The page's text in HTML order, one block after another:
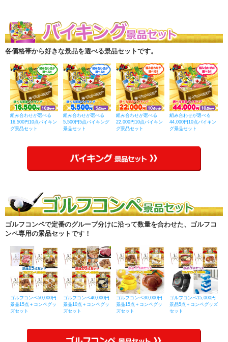
各価格帯から好きな景品を選べる景品セットです。
組み合わせが選べる
16,500円10点バイキン
グ景品セット
組み合わせが選べる
5,500円5点バイキング
景品セット
組み合わせが選べる
22,000円10点バイキン
グ景品セット
組み合わせが選べる
44,000円10点バイキン
グ景品セット
ゴルフコンペで定番のグループ分けに沿って数量を合わせた、ゴルフコ
ンペ専用の景品セットです！
ゴルフコンペ50,000円
景品15点＋コンペグッ
ズセット
ゴルフコンペ40,000円
景品10点＋コンペグッ
ズセット
ゴルフコンペ30,000円
景品15点＋コンペグッ
ズセット
ゴルフコンペ15,000円
景品5点＋コンペグッズ
セット